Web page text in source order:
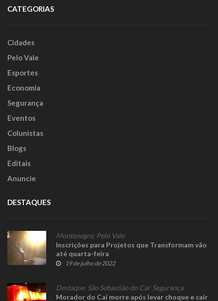
CATEGORIAS
Cidades
Pelo Vale
Esportes
Economia
Segurança
Eventos
Colunistas
Blogs
Editais
Anuncie
DESTAQUES
Montenegro Pelo Vale
Inscrições para Projetos que Transformam vão
até quarta-feira
19 de julho de 2022
Destaque, São Sebastião do Caí, Segurança
Morador do Caí morre após levar choque e cair